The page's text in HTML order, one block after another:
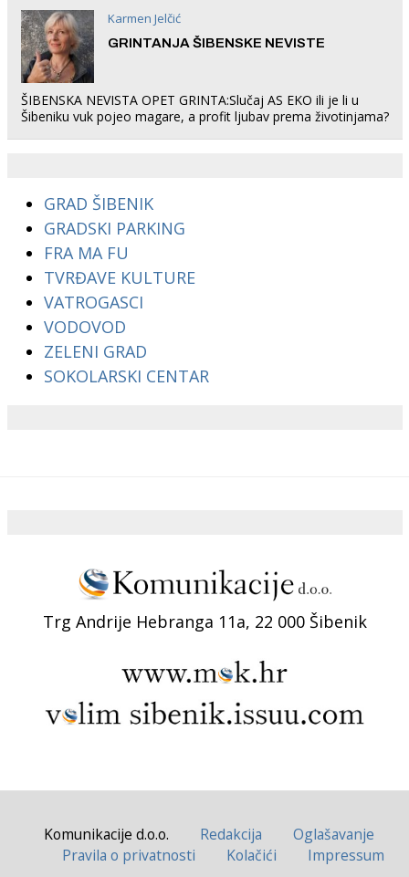
Karmen Jelčić
GRINTANJA ŠIBENSKE NEVISTE
ŠIBENSKA NEVISTA OPET GRINTA:Slučaj AS EKO ili je li u
Šibeniku vuk pojeo magare, a profit ljubav prema životinjama?
GRAD ŠIBENIK
GRADSKI PARKING
FRA MA FU
TVRĐAVE KULTURE
VATROGASCI
VODOVOD
ZELENI GRAD
SOKOLARSKI CENTAR
Trg Andrije Hebranga 11a, 22 000 Šibenik
Komunikacije d.o.o. Redakcija
Oglašavanje
Pravila o privatnosti
Kolačići
Impressum